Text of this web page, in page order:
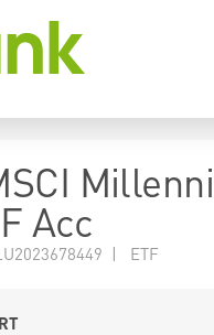
Acc
| ETF
RT